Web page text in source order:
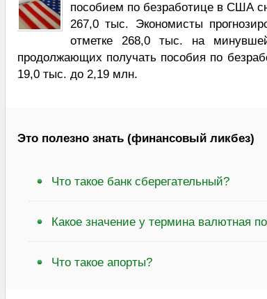
пособием по безработице в США
267,0 тыс. Экономисты
отметке 268,0 тыс. на
продолжающих получать пособия по
19,0 тыс. до 2,19 млн.
Это полезно знать (финансовый ликбез)
Что такое банк сберегательный?
Какое значение у термина валютная
Что такое апорты?